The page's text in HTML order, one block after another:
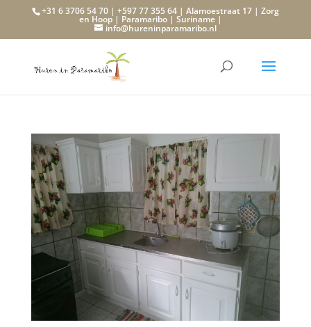
+31 6 3706 54 70 | +597 77 355 64 | Alamoestraat 17 | Zorg
en Hoop | Paramaribo | Suriname |
info@hureninparamaribo.nl